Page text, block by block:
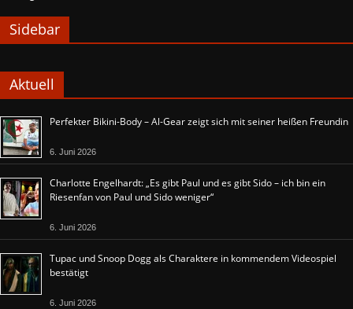
Sidebar
Aktuell
Perfekter Bikini-Body – Al-Gear zeigt sich mit seiner heißen Freundin
6. Juni 2026
Charlotte Engelhardt: „Es gibt Paul und es gibt Sido – ich bin ein
Riesenfan von Paul und Sido weniger“
6. Juni 2026
Tupac und Snoop Dogg als Charaktere in kommendem Videospiel
bestätigt
6. Juni 2026